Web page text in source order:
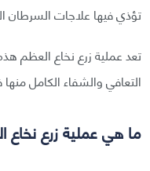
تؤذي فيها علاجات السرطان
تعد عملية زرع نخاع العظم
التعافي والشفاء الكامل
ما هي عملية زرع نخاع